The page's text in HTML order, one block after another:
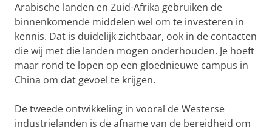
Arabische landen en Zuid-Afrika gebruiken de
binnenkomende middelen wel om te investeren in
kennis. Dat is duidelijk zichtbaar, ook in de contacten
die wij met die landen mogen onderhouden. Je hoeft
maar rond te lopen op een gloednieuwe campus in
China om dat gevoel te krijgen.
De tweede ontwikkeling in vooral de Westerse
industrielanden is de afname van de bereidheid om